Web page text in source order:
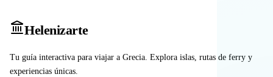
Helenizarte
Tu guía interactiva para viajar a Grecia. Explora islas, rutas de ferry y
experiencias únicas.